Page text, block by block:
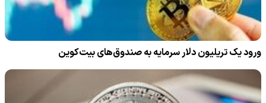
ورود یک تریلیون دلار سرمایه به صندوق‌های بیت‌کوین